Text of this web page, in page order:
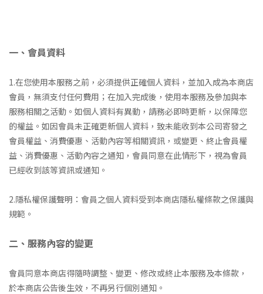
一、會員資料
1.在您使用本服務之前，必須提供正確個人資料，並加入成為本商店
會員，無須支付任何費用；在加入完成後，使用本服務及參加與本
服務相關之活動。如個人資料有異動，請務必即時更新，以保障您
的權益。如因會員未正確更新個人資料，致未能收到本公司寄發之
會員權益、消費優惠、活動內容等相關資訊，或變更、終止會員權
益、消費優惠、活動內容之通知，會員同意在此情形下，視為會員
已經收到該等資訊或通知。
2.隱私權保護聲明：會員之個人資料受到本商店隱私權條款之保護與
規範。
二、服務內容的變更
會員同意本商店得隨時調整、變更、修改或終止本服務及本條款，
於本商店公告後生效，不再另行個別通知。